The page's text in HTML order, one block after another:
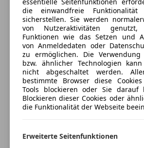
Unterhaltung/Media
Bluetooth
Bordcomputer
CD
DAB-Radio
Freisprecheinrichtung
MP3
Radio
Soundsystem
W-Lan / Wifi Hotspot
hinten
• Winterreifen neu R18
hinten
• Bremsbeläge und Bremsscheiben
• Pickerl gültig bis 10/2026 + 4
Für weitere Fragen stehe ich gerne
Kilometer können abweichen, da
gefahren wird. Privatverkauf keine
Versicherung
Kfz-Versicherung
Versicherungsschutz an Ihre
anpassen
Freischaden-Gutschein ab Stufe
die einwandfreie Funktionalität
sicherstellen. Sie werden
von Nutzeraktivitäten
Funktionen wie das Setzen und
von Anmeldedaten oder
zu ermöglichen. Die Verwendung
bzw. ähnlicher Technologien
nicht abgeschaltet werden.
bestimmte Browser diese
Tools blockieren oder Sie darauf
Blockieren dieser Cookies oder
die Funktionalität der Webseite
Erweiterte Seitenfunktionen